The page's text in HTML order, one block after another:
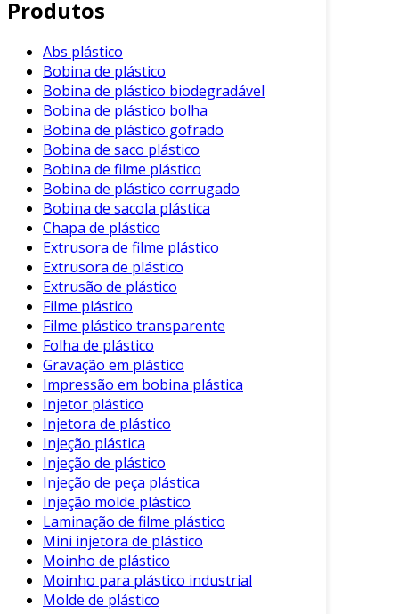
tornam o material bastante versátil. Em
confere ao ABS alta resistência ao impacto. Já a
acrilonitrila proporciona rigidez e estabilidade
térmica, enquanto o estireno garante facilidade
de processamento e acabamento.
Além disso, o plástico ABS pode ser facilmente
moldado e trabalhado, o que o torna uma
escolha popular em diversos setores. Seu
processo de fabricação envolve a extrusão e a
moldagem por injeção, proporcionando formas
complexas e acabamentos de alta qualidade.
Vantagens do Plástico ABS
O uso do plástico ABS traz diversas vantagens,
tornando-o uma escolha preferencial em
muitos projetos industriais. Entre os principais
benefícios, destacam-se:
Resistência ao Impacto
conhecido por sua excelente resistência a
impactos, o que o torna ideal para
aplicações que exigem durabilidade.
Leveza: Em comparação com metais, o
ABS é mais leve, facilitando o manuseio e
a instalação.
Facilidade de Processamento: Seu fácil
Produtos
Abs plástico
Bobina de plástico
Bobina de plástico biodegradável
Bobina de plástico bolha
Bobina de plástico gofrado
Bobina de saco plástico
Bobina de filme plástico
Bobina de plástico corrugado
Bobina de sacola plástica
Chapa de plástico
Extrusora de filme plástico
Extrusora de plástico
Extrusão de plástico
Filme plástico
Filme plástico transparente
Folha de plástico
Gravação em plástico
Impressão em bobina plástica
Injetor plástico
Injetora de plástico
Injeção plástica
Injeção de plástico
Injeção de peça plástica
Injeção molde plástico
Laminação de filme plástico
Mini injetora de plástico
Moinho de plástico
Moinho para plástico industrial
Molde de plástico